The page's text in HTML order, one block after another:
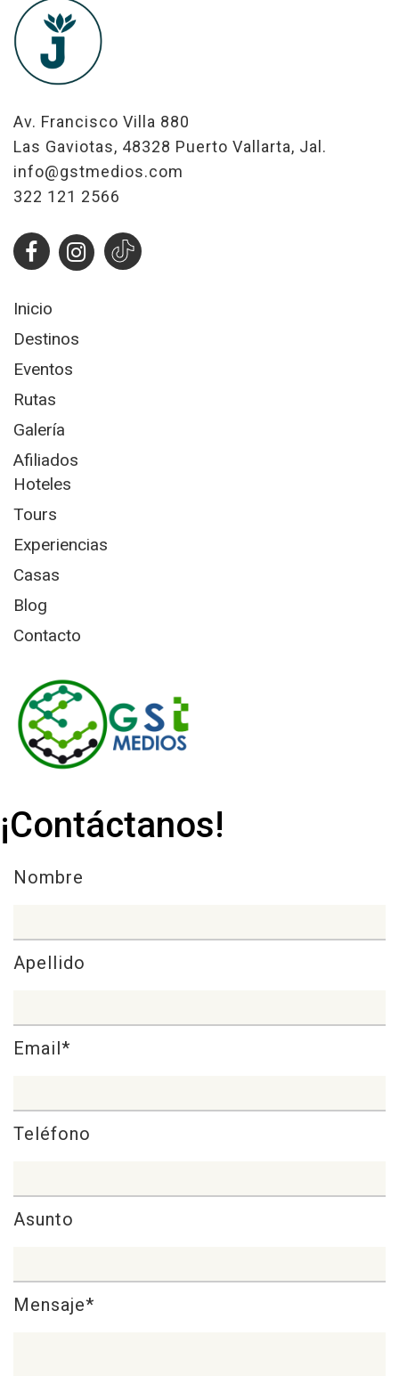
Av. Francisco Villa 880
Las Gaviotas, 48328 Puerto Vallarta, Jal.
info@gstmedios.com
322 121 2566
Inicio
Destinos
Eventos
Rutas
Galería
Afiliados
Hoteles
Tours
Experiencias
Casas
Blog
Contacto
¡Contáctanos!
Nombre
Apellido
Email*
Teléfono
Asunto
Mensaje*